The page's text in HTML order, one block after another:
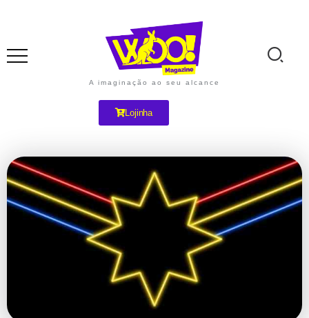
A imaginação ao seu alcance
Lojinha